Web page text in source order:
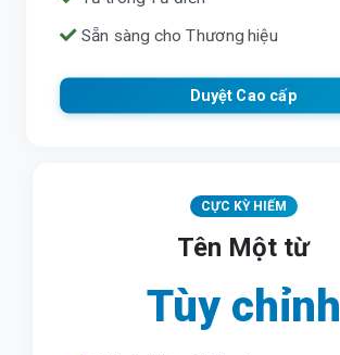
Sẵn sàng cho Thương hiệu
Duyệt Cao cấp
CỰC KỲ HIẾM
Tên Một từ
Tùy chỉnh